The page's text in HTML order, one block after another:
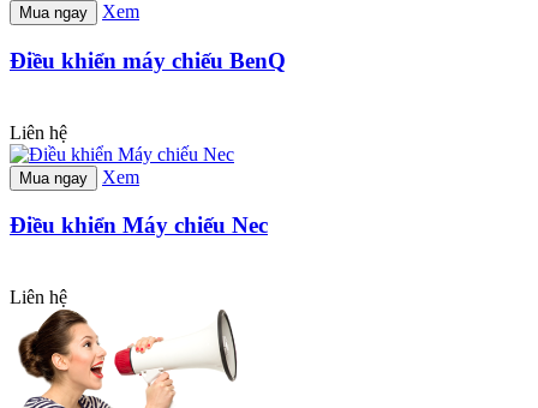
Mua ngay Xem
Điều khiển máy chiếu BenQ
Liên hệ
Mua ngay Xem
Điều khiển Máy chiếu Nec
Liên hệ